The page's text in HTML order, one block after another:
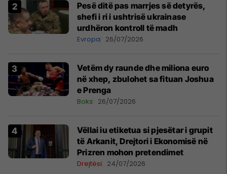
Pesë ditë pas marrjes së detyrës,
shefi i ri i ushtrisë ukrainase
urdhëron kontroll të madh
Evropa 26/07/2026
Vetëm dy raunde dhe miliona euro
në xhep, zbulohet sa fituan Joshua
e Prenga
Boks 26/07/2026
Vëllai iu etiketua si pjesëtar i grupit
të Arkanit, Drejtori i Ekonomisë në
Prizren mohon pretendimet
Drejtësi 24/07/2026